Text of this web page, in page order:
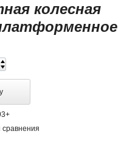
колесная